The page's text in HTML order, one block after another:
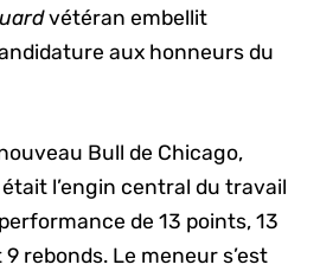
vétéran embellit
aux honneurs du
Bull de Chicago,
l’engin central du travail
de 13 points, 13
rebonds. Le meneur s’est